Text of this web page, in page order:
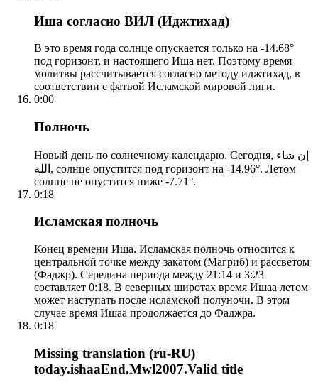
Иша согласно ВИЛ (Иджтихад)
В это время года солнце опускается только на -14.68°
под горизонт, и настоящего Иша нет. Поэтому время
молитвы рассчитывается согласно методу иджтихад, в
соответствии с фатвой Исламской мировой лиги.
0:00
Полночь
Новый день по солнечному календарю. Сегодня, إن شاء
الله, солнце опустится под горизонт на -14.96°. Летом
солнце не опустится ниже -7.71°.
0:18
Исламская полночь
Конец времени Иша. Исламская полночь относится к
центральной точке между закатом (Магриб) и рассветом
(Фаджр). Середина периода между 21:14 и 3:23
составляет 0:18. В северных широтах время Ишаа летом
может наступать после исламской полуночи. В этом
случае время Ишаа продолжается до Фаджра.
0:18
Missing translation (ru-RU)
today.ishaaEnd.Mwl2007.Valid title